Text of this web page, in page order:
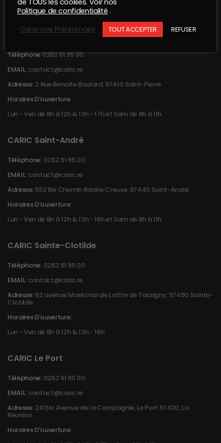
CARIC Saint-Pierre
Téléphone0262 91 95 00
EMAIL: contact@caric.re
Adresse:2 Rue Benoite Boulard, 97410 Saint-Pierre
Horaires D'ouverture
Lun - Ven de 8h à 12h & 13h - 17h et Sam de 8h à 11h
CARIC Saint-André
Téléphone: 0262 91 95 00
EMAIL: contact@caric.re
Adresse:552 Bis Chemin Ravine Creuse, 97440 Saint-André
Horaires D'ouverture:
Lun - Ven de 8h à 12h & 13h - 16h et Sam de 8h à 11h
CARIC Sainte-Clotilde
Téléphone: 0262 91 95 00
EMAIL: contact@caric.re
Adresse:62 avenue Maréchal de Lattre de Tassigny, 97490 Sainte-
Clotilde
Horaires D'ouverture:
Lun - Ven de 8h à 12h & 13h - 16h
CARIC Le Port
Téléphone: 0262 91 95 00
EMAIL: contact@caric.re
Adresse:241ter Avenue de la Compagnie, Le Port 97420, La
Réunion
Horaires D'ouverture:
Politique de confidentialité .
Gérer vos Préférences
TOUT ACCEPTER REFUSER